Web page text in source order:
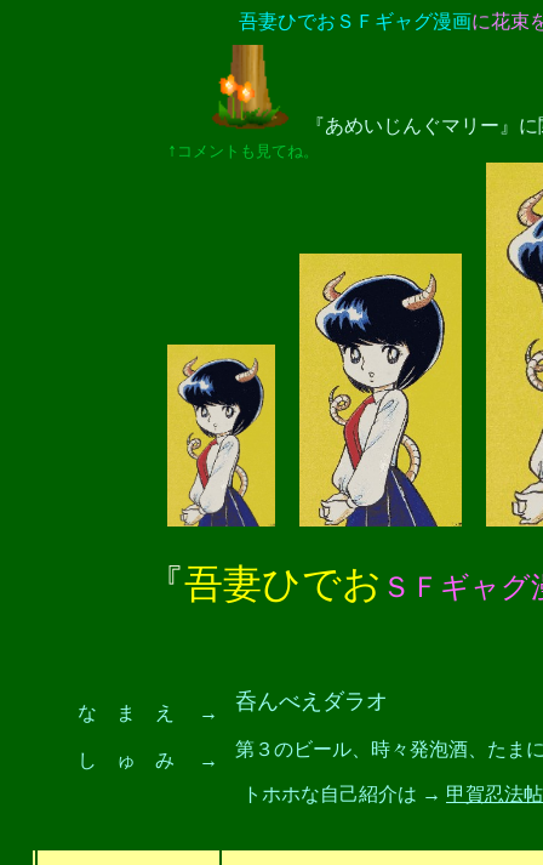
吾妻ひでおＳＦギャグ漫画に花束
『あめいじんぐマリー』
↑ コメントも見てね。
『吾妻ひでお ＳＦギャグ
な ま え →
し ゅ み →
呑んべえダラオ
第３のビール、時々発泡酒、たま
トホホな自己紹介は → 甲賀忍法